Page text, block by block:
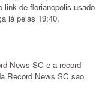
link de florianopolis usado
lá pelas 19:40.
News SC e a record
Record News SC sao